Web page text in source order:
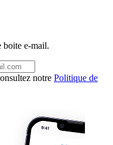
boite e-mail.
notre Politique de